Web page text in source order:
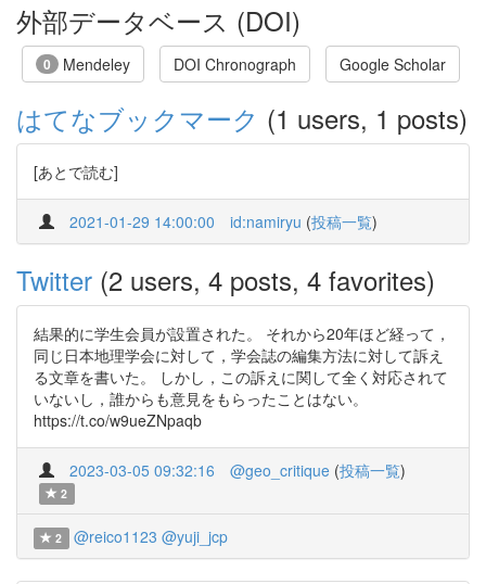
外部データベース (DOI)
0 Mendeley DOI Chronograph Google Scholar
はてなブックマーク (1 users, 1 posts)
[あとで読む]
2021-01-29 14:00:00 id:namiryu (投稿一覧)
Twitter (2 users, 4 posts, 4 favorites)
結果的に学生会員が設置された。 それから20年ほど経って，
同じ日本地理学会に対して，学会誌の編集方法に対して訴え
る文章を書いた。 しかし，この訴えに関して全く対応されて
いないし，誰からも意見をもらったことはない。
https://t.co/w9ueZNpaqb
2023-03-05 09:32:16 @geo_critique (投稿一覧)
2
2 @reico1123 @yuji_jcp